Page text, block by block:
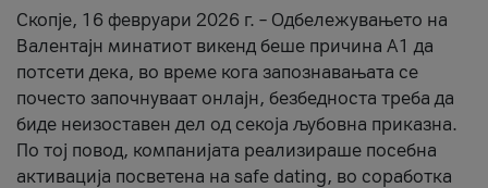
Скопје, 16 февруари 2026 г. – Одбележувањето на
Валентајн минатиот викенд беше причина А1 да
потсети дека, во време кога запознавањата се
почесто започнуваат онлајн, безбедноста треба да
биде неизоставен дел од секоја љубовна приказна.
По тој повод, компанијата реализираше посебна
активација посветена на safe dating, во соработка